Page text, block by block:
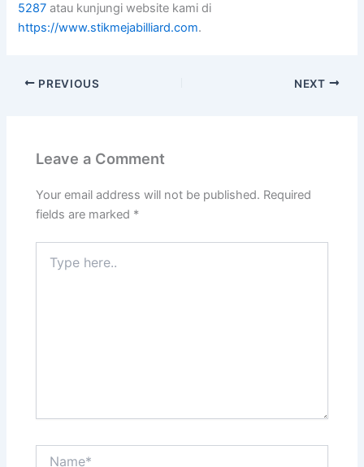
5287 atau kunjungi website kami di
https://www.stikmejabilliard.com.
PREVIOUS NEXT
Leave a Comment
Your email address will not be published. Required
fields are marked *
here..